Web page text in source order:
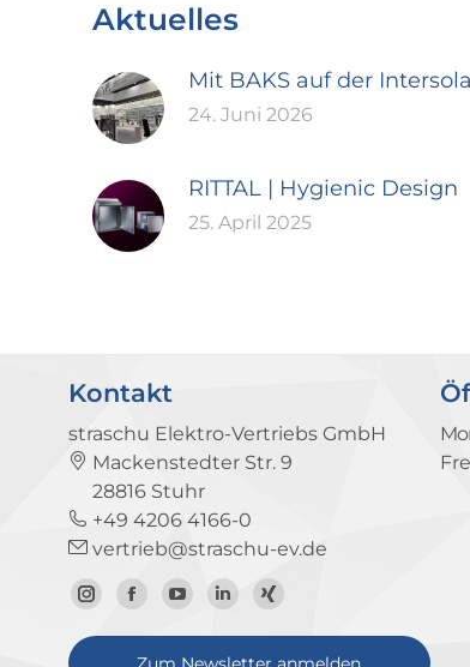
Aktuelles
Mit BAKS auf der
24. Juni 2026
RITTAL | Hygienic Design
25. April 2025
Kontakt
straschu Elektro-Vertriebs GmbH
Mackenstedter Str. 9
28816 Stuhr
+49 4206 4166-0
vertrieb@straschu-ev.de
Zum
Instagram-
Zur
Facebook-
Zum
YouTube-
Zum
LinkedIn-
Zum
Xing-